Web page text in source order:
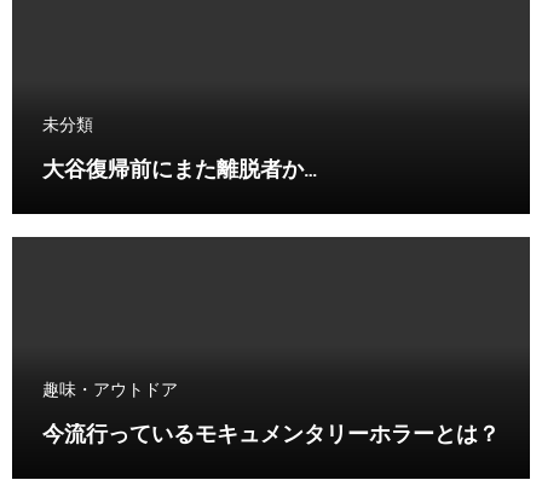
未分類
大谷復帰前にまた離脱者か…
趣味・アウトドア
今流行っているモキュメンタリーホラーとは？